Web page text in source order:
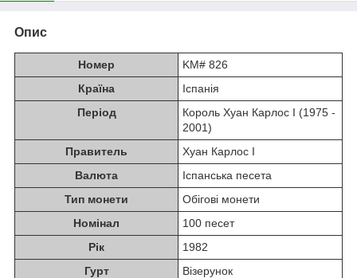
Опис
Номер
KM# 826
Країна
Іспанія
Період
Король Хуан Карлос I (1975 -
2001)
Правитель
Хуан Карлос I
Валюта
Іспанська песета
Тип монети
Обігові монети
Номінал
100 песет
Рік
1982
Гурт
Візерунок